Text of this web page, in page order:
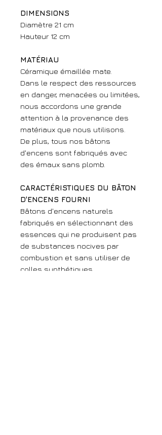
DIMENSIONS
Diamètre 21 cm
Hauteur 12 cm
MATÉRIAU
Céramique émaillée mate.
Dans le respect des ressources
en danger, menacées ou limitées,
nous accordons une grande
attention à la provenance des
matériaux que nous utilisons.
De plus, tous nos bâtons
d'encens sont fabriqués avec
des émaux sans plomb.
CARACTÉRISTIQUES DU BÂTON
D'ENCENS FOURNI
Bâtons d'encens naturels
fabriqués en sélectionnant des
essences qui ne produisent pas
de substances nocives par
combustion et sans utiliser de
colles synthétiques.